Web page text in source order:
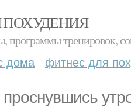
тренировок,
дома фитнес для